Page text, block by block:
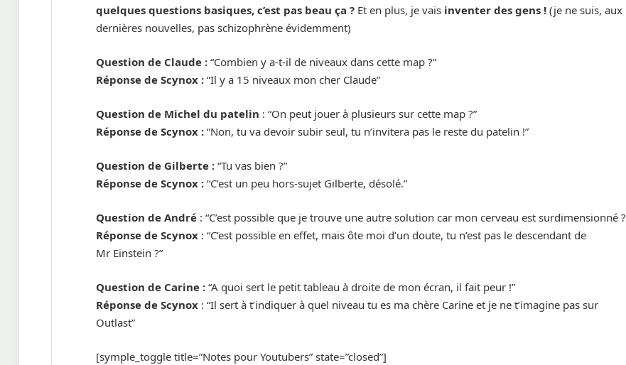
quelques questions basiques, c’est pas beau ça ? Et en plus, je vais inventer des gens ! (je ne suis, aux
dernières nouvelles, pas schizophrène évidemment)
Question de Claude : “Combien y a-t-il de niveaux dans cette map ?”
Réponse de Scynox : “Il y a 15 niveaux mon cher Claude”
Question de Michel du patelin : “On peut jouer à plusieurs sur cette map ?”
Réponse de Scynox : “Non, tu va devoir subir seul, tu n’invitera pas le reste du patelin !”
Question de Gilberte : “Tu vas bien ?”
Réponse de Scynox : “C’est un peu hors-sujet Gilberte, désolé.”
Question de André : “C’est possible que je trouve une autre solution car mon cerveau est surdimensionné ?
Réponse de Scynox : “C’est possible en effet, mais ôte moi d’un doute, tu n’est pas le descendant de
Mr Einstein ?”
Question de Carine : “A quoi sert le petit tableau à droite de mon écran, il fait peur !”
Réponse de Scynox : “Il sert à t’indiquer à quel niveau tu es ma chère Carine et je ne t’imagine pas sur
Outlast”
[symple_toggle title=”Notes pour Youtubers” state=”closed”]